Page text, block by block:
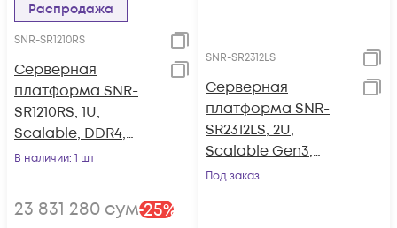
Распродажа
SNR-SR1210RS
Серверная
платформа SNR-
SR1210RS, 1U,
Scalable, DDR4,
10xHDD,
В наличии: 1 шт
23 831 280 сум-25%
SNR-SR2312LS
Серверная
платформа SNR-
SR2312LS, 2U,
Scalable Gen3,
DDR4, 12xHDD,
Под заказ